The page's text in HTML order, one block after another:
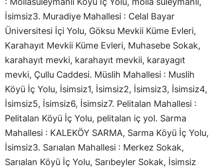
İsimsiz3. Muradiye Mahallesi : Celal Bayar
Üniversitesi İçi Yolu, Göksu Mevkii Küme Evleri,
Karahayıt Mevkii Küme Evleri, Muhasebe Sokak,
karahayıt mevki, karahayıt mevkii, karayagıt
mevki, Çullu Caddesi. Müslih Mahallesi : Muslih
Köyü İç Yolu, İsimsiz1, İsimsiz2, İsimsiz3, İsimsiz4,
İsimsiz5, İsimsiz6, İsimsiz7. Pelitalan Mahallesi :
Pelitalan Köyü İç Yolu, pelitalan iç yol. Sarma
Mahallesi : KALEKÖY SARMA, Sarma Köyü İç Yolu,
İsimsiz3. Sarıalan Mahallesi : Merkez Sokak,
Sarıalan Köyü İç Yolu, Sarıbeyler Sokak, İsimsiz